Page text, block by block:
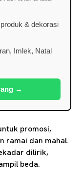
& dekorasi
Imlek, Natal
→
promosi,
ramai dan mahal.
dilirik,
beda.